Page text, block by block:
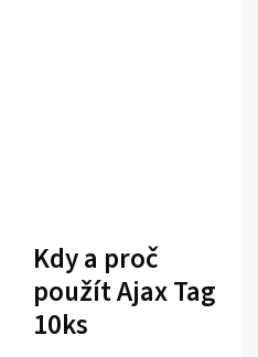
Kdy a proč
použít Ajax Tag
10ks